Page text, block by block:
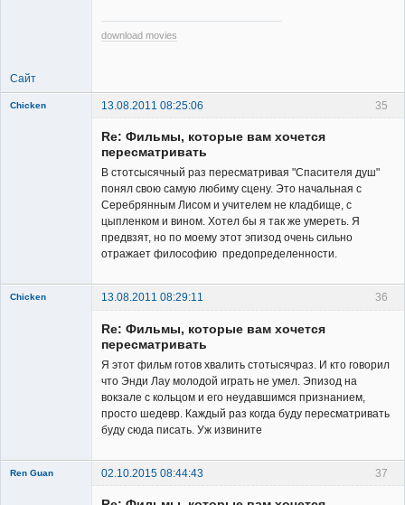
download movies
Сайт
35
Chicken
13.08.2011 08:25:06
Re: Фильмы, которые вам хочется
пересматривать
В стотсысячный раз пересматривая "Спасителя душ"
понял свою самую любиму сцену. Это начальная с
Серебрянным Лисом и учителем не кладбище, с
цыпленком и вином. Хотел бы я так же умереть. Я
предвзят, но по моему этот эпизод очень сильно
отражает философию предопределенности.
36
Chicken
13.08.2011 08:29:11
Re: Фильмы, которые вам хочется
пересматривать
Я этот фильм готов хвалить стотысячраз. И кто говорил
что Энди Лау молодой играть не умел. Эпизод на
вокзале с кольцом и его неудавшимся признанием,
просто шедевр. Каждый раз когда буду пересматривать
буду сюда писать. Уж извините
37
Ren Guan 02.10.2015 08:44:43